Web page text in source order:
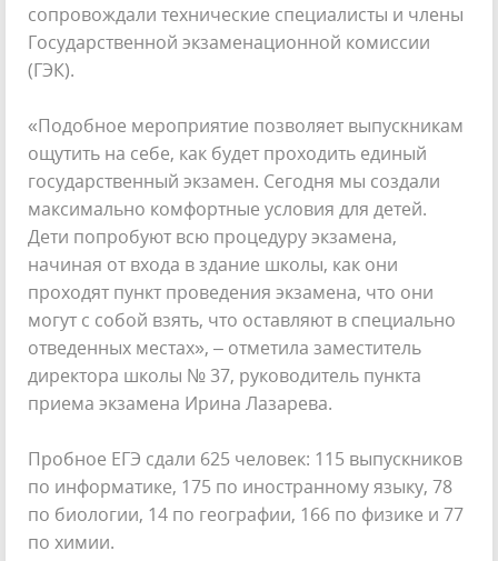
сопровождали технические специалисты и члены
Государственной экзаменационной комиссии
(ГЭК).
«Подобное мероприятие позволяет выпускникам
ощутить на себе, как будет проходить единый
государственный экзамен. Сегодня мы создали
максимально комфортные условия для детей.
Дети попробуют всю процедуру экзамена,
начиная от входа в здание школы, как они
проходят пункт проведения экзамена, что они
могут с собой взять, что оставляют в специально
отведенных местах», – отметила заместитель
директора школы № 37, руководитель пункта
приема экзамена Ирина Лазарева.
Пробное ЕГЭ сдали 625 человек: 115 выпускников
по информатике, 175 по иностранному языку, 78
по биологии, 14 по географии, 166 по физике и 77
по химии.